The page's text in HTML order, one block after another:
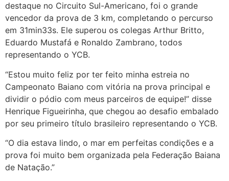
destaque no Circuito Sul-Americano, foi o grande
vencedor da prova de 3 km, completando o percurso
em 31min33s. Ele superou os colegas Arthur Britto,
Eduardo Mustafá e Ronaldo Zambrano, todos
representando o YCB.
“Estou muito feliz por ter feito minha estreia no
Campeonato Baiano com vitória na prova principal e
dividir o pódio com meus parceiros de equipe!” disse
Henrique Figueirinha, que chegou ao desafio embalado
por seu primeiro título brasileiro representando o YCB.
“O dia estava lindo, o mar em perfeitas condições e a
prova foi muito bem organizada pela Federação Baiana
de Natação.”